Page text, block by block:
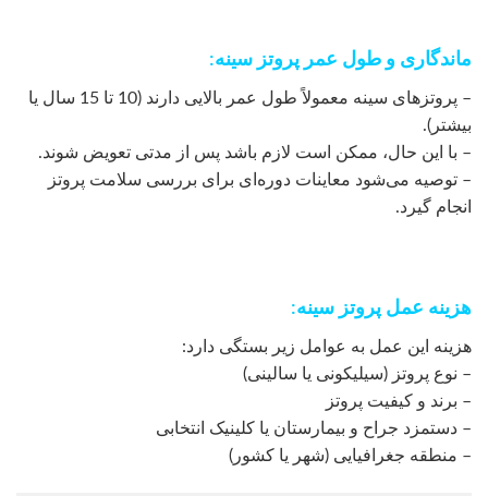
ماندگاری و طول عمر پروتز سینه:
– پروتزهای سینه معمولاً طول عمر بالایی دارند (10 تا 15 سال یا
بیشتر).
– با این حال، ممکن است لازم باشد پس از مدتی تعویض شوند.
– توصیه می‌شود معاینات دوره‌ای برای بررسی سلامت پروتز
انجام گیرد.
هزینه عمل پروتز سینه:
هزینه این عمل به عوامل زیر بستگی دارد:
– نوع پروتز (سیلیکونی یا سالینی)
– برند و کیفیت پروتز
– دستمزد جراح و بیمارستان یا کلینیک انتخابی
– منطقه جغرافیایی (شهر یا کشور)